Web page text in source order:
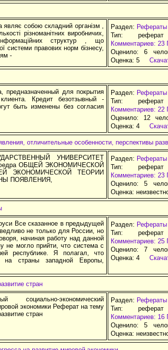
собою складний організм ,
різноманітних виробничих,
структур , що
системи правових норм бізнесу,
-
Раздел: Рефераты
Тип:
Комментариев: 23
Оценило: 6
Оценка: 5
предназначенный для покрытия
клиента. Кредит безотзывный -
быть изменены без согласия
Раздел: Рефераты
Тип:
Комментариев: 22
Оценило: 12
Оценка: 4
отличительные особенности, перспективы
УНИВЕРСИТЕТ
ОБЩЕЙ ЭКОНОМИЧЕСКОЙ
ЭКОНОМИЧЕСКОЙ ТЕОРИИ
ПОЯВЛЕНИЯ,
Раздел: Рефераты
Тип:
Комментариев: 23
Оценило: 5
Оценка:
Все сказанное в предыдущей
не только для России, но
начиная работу над данной
не могло прийти, что система с
республике. Я полагал, что
на страны западной Европы,
Раздел: Рефераты
Тип:
Комментариев: 25
Оценило: 7
Оценка: 4
стран
социально-экономический
экономики Реферат на тему
стран
Раздел: Рефераты
Тип:
Комментариев: 16
Оценило: 5
Оценка: